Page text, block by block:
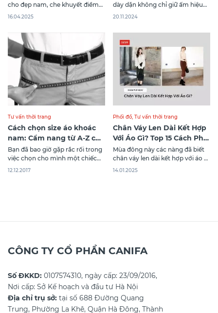
cho đẹp nam, che khuyết điểm
hiệu quả, hack dáng thon gọn và
mập nam dưới đây của Canifa
giúp bạn có toàn bộ câu trả lời
16.04.2025
dày dặn không chỉ giữ ấm hiệu
quả mà còn là biểu tượng thời
cho mọi phong cách. Các
thương hiệu nổi tiếng đã đưa áo
parka lên một
20.11.2024
Tư vấn thời trang
Cách chọn size áo khoác
nam: Cẩm nang từ A-Z cho
bạn
Bạn đã bao giờ gặp rắc rối trong
việc chọn cho mình một chiếc
áo khoác vừa vặn? Bạn đã từng
12.12.2017
Phối đồ, Tư vấn thời trang
Chân Váy Len Dài Kết Hợp
Với Áo Gì? Top 15 Cách Phối
Đồ Đẹp
Mùa đông này các nàng đã biết
chân váy len dài kết hợp với áo gì
để trở nên nổi bật, thu hút mà
14.01.2025
CÔNG TY CỔ PHẦN CANIFA
Số ĐKKD: 0107574310, ngày cấp: 23/09/2016,
Nơi cấp: Sở Kế hoạch và đầu tư Hà Nội
Địa chỉ trụ sở: tại số 688 Đường Quang
Trung, Phường La Khê, Quận Hà Đông, Thành